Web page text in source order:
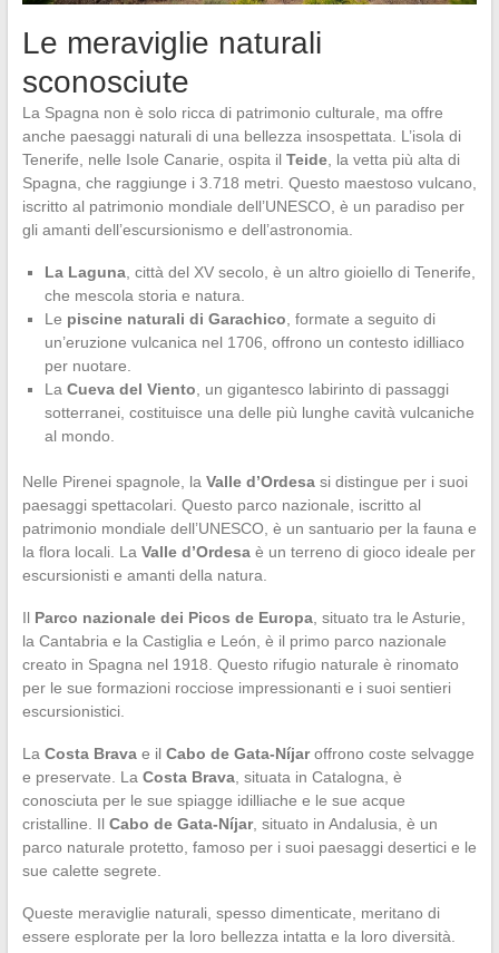
Le meraviglie naturali
sconosciute
La Spagna non è solo ricca di patrimonio culturale, ma offre
anche paesaggi naturali di una bellezza insospettata. L’isola di
Tenerife, nelle Isole Canarie, ospita il Teide, la vetta più alta di
Spagna, che raggiunge i 3.718 metri. Questo maestoso vulcano,
iscritto al patrimonio mondiale dell’UNESCO, è un paradiso per
gli amanti dell’escursionismo e dell’astronomia.
La Laguna, città del XV secolo, è un altro gioiello di Tenerife,
che mescola storia e natura.
Le piscine naturali di Garachico, formate a seguito di
un’eruzione vulcanica nel 1706, offrono un contesto idilliaco
per nuotare.
La Cueva del Viento, un gigantesco labirinto di passaggi
sotterranei, costituisce una delle più lunghe cavità vulcaniche
al mondo.
Nelle Pirenei spagnole, la Valle d’Ordesasi distingue per i suoi
paesaggi spettacolari. Questo parco nazionale, iscritto al
patrimonio mondiale dell’UNESCO, è un santuario per la fauna e
la flora locali. La Valle d’Ordesaè un terreno di gioco ideale per
escursionisti e amanti della natura.
Il Parco nazionale dei Picos de Europa, situato tra le Asturie,
la Cantabria e la Castiglia e León, è il primo parco nazionale
creato in Spagna nel 1918. Questo rifugio naturale è rinomato
per le sue formazioni rocciose impressionanti e i suoi sentieri
escursionistici.
La Costa Bravae il Cabo de Gata-Níjaroffrono coste selvagge
e preservate. La Costa Brava, situata in Catalogna, è
conosciuta per le sue spiagge idilliache e le sue acque
cristalline. Il Cabo de Gata-Níjar, situato in Andalusia, è un
parco naturale protetto, famoso per i suoi paesaggi desertici e le
sue calette segrete.
Queste meraviglie naturali, spesso dimenticate, meritano di
essere esplorate per la loro bellezza intatta e la loro diversità.